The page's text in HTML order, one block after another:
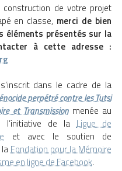
de votre projet
en classe, merci de bien
éléments présentés sur la
à cette adresse :
dans le cadre de la
perpétré contre les Tutsi
et Transmissionmenée au
l’initiative de laLigue de
et avec le soutien de
laFondation pour la Mémoire
en ligne de Facebook.